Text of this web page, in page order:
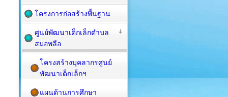
โครงการก่อสร้างพื้นฐาน
ศูนย์พัฒนาเด็กเล็กตำบล
สมอพลือ
โครงสร้างบุคลากรศูนย์
พัฒนาเด็กเล็กฯ
แผนด้านการศึกษา